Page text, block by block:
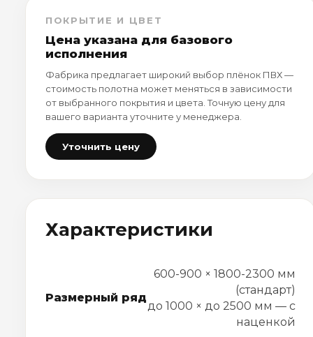
ПОКРЫТИЕ И ЦВЕТ
Цена указана для базового
исполнения
Фабрика предлагает широкий выбор плёнок ПВХ —
стоимость полотна может меняться в зависимости
от выбранного покрытия и цвета. Точную цену для
вашего варианта уточните у менеджера.
Уточнить цену
Характеристики
Размерный ряд
600-900 × 1800-2300 мм
(стандарт)
до 1000 × до 2500 мм — с
наценкой